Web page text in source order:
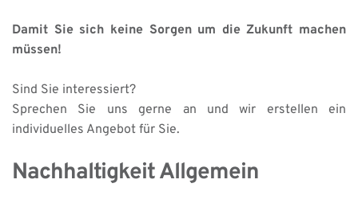
Damit Sie sich keine Sorgen um die Zukunft machen
müssen!
Sind Sie interessiert?
Sprechen Sie uns gerne an und wir erstellen ein
individuelles Angebot für Sie.
Nachhaltigkeit Allgemein